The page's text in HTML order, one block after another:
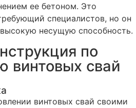
ее бетоном. Это
специалистов, но он
несущую способность.
по
винтовых свай
винтовых свай своими